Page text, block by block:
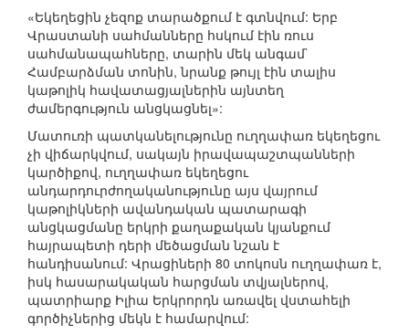
«Եկեղեցին չեզոք տարածքում է գտնվում: Երբ
Վրաստանի սահմանները հսկում էին ռուս
սահմանապահները, տարին մեկ անգամ`
Համբարձման տոնին, նրանք թույլ էին տալիս
կաթոլիկ հավատացյալներին այնտեղ
ժամերգություն անցկացնել»:
Մատուռի պատկանելությունը ուղղափառ եկեղեցու
չի վիճարկվում, սակայն իրավապաշտպանների
կարծիքով, ուղղափառ եկեղեցու
անդարդուրժողականությունը այս վայրում
կաթոլիկների ավանդական պատարագի
անցկացմանը երկրի քաղաքական կյանքում
հայրապետի դերի մեծացման նշան է
հանդիսանում: Վրացիների 80 տոկոսն ուղղափառ է,
իսկ հասարակական հարցման տվյալներով,
պատրիարք Իլիա Երկրորդն առավել վստահելի
գործիչներից մեկն է համարվում: